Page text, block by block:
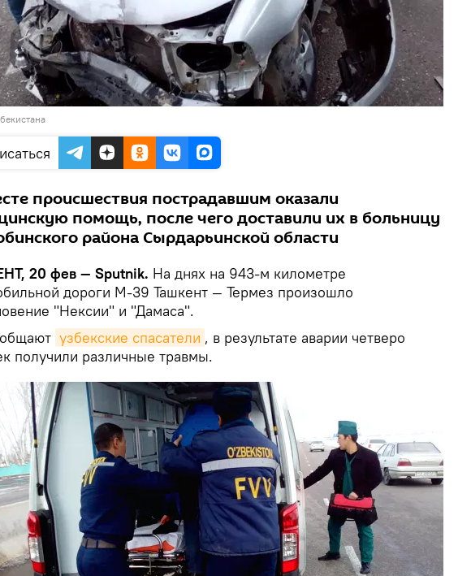
происшествия пострадавшим оказали
помощь, после чего доставили их в больницу
района Сырдарьинской области
20 фев — Sputnik. На днях на 943-м километре
дороги М-39 Ташкент — Термез произошло
"Нексии" и "Дамаса".
узбекские спасатели , в результате аварии четверо
получили различные травмы.